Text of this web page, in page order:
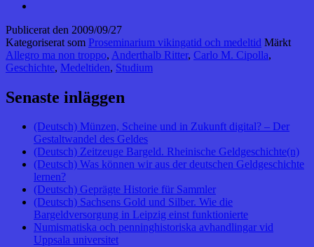
Publicerat den 2009/09/27
Kategoriserat som Proseminarium vikingatid och medeltid Märkt
Allegro ma non troppo, Anderthalb Ritter, Carlo M. Cipolla,
Geschichte, Medeltiden, Studium
Senaste inläggen
(Deutsch) Münzen, Scheine und in Zukunft digital? – Der
Gestaltwandel des Geldes
(Deutsch) Zeitzeuge Bargeld. Rheinische Geldgeschichte(n)
(Deutsch) Was können wir aus der deutschen Geldgeschichte
lernen?
(Deutsch) Geprägte Historie für Sammler
(Deutsch) Sachsens Gold und Silber. Wie die
Bargeldversorgung in Leipzig einst funktionierte
Numismatiska och penninghistoriska avhandlingar vid
Uppsala universitet